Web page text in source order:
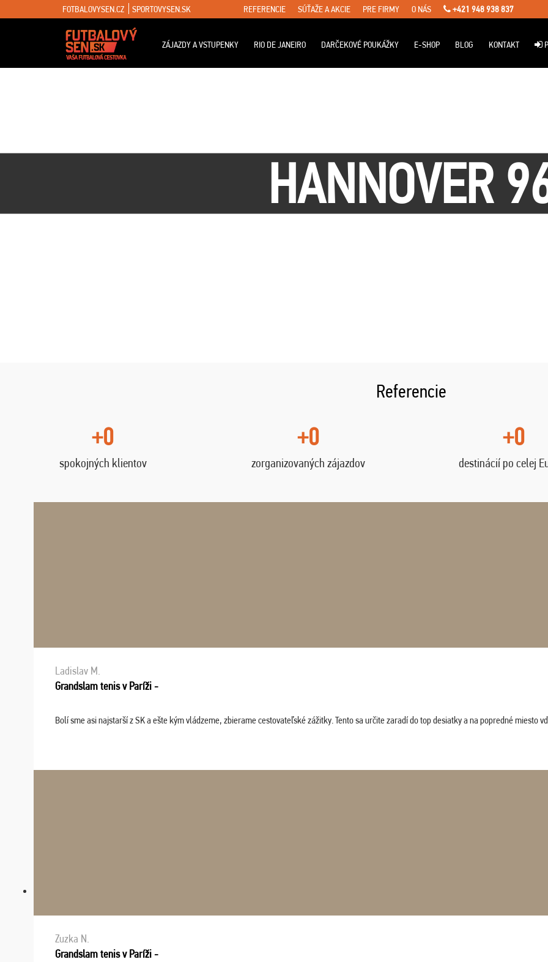
FOTBALOVYSEN.CZ SPORTOVYSEN.SK REFERENCIE SÚŤAŽE A AKCIE PRE FIRMY O NÁS +421 948 938 837
ZÁJAZDY A VSTUPENKY RIO DE JANEIRO DARČEKOVÉ POUKÁŽKY E-SHOP BLOG KONTAKT
HANNOVER
Referencie
+0
spokojných klientov
+0
zorganizovaných zájazdov
+0
destinácií po celej
Ladislav M.
Grandslam tenis v Paríži -
Bolí sme asi najstarší z SK a ešte kým vládzeme, zbierame cestovateľské zážitky. Tento sa určite zaradí do top desiatky a na popredné miesto
Zuzka N.
Grandslam tenis v Paríži -